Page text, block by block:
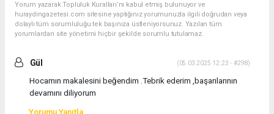
Yorum yazarak Topluluk Kuralları’nı kabul etmiş bulunuyor ve
huraydingazetesi.com sitesine yaptığınız yorumunuzla ilgili doğrudan veya
dolaylı tüm sorumluluğu tek başınıza üstleniyorsunuz. Yazılan tüm
yorumlardan site yönetimi hiçbir şekilde sorumlu tutulamaz.
Gül (05.03.2025 12:23 - #298)
Hocamın makalesini beğendim .Tebrik ederim ,başarılarının
devamını diliyorum
Yorumu Yanıtla